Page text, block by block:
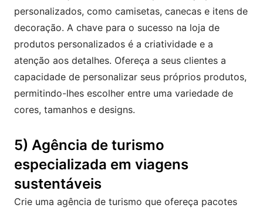
personalizados, como camisetas, canecas e itens de
decoração. A chave para o sucesso na loja de
produtos personalizados é a criatividade e a
atenção aos detalhes. Ofereça a seus clientes a
capacidade de personalizar seus próprios produtos,
permitindo-lhes escolher entre uma variedade de
cores, tamanhos e designs.
5) Agência de turismo
especializada em viagens
sustentáveis
Crie uma agência de turismo que ofereça pacotes